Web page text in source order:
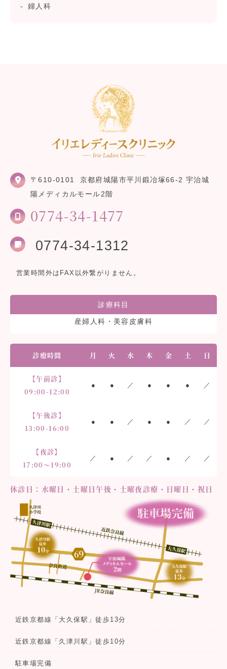
婦人科
〒610-0101
京都府城陽市平川鍛冶塚66-2 宇治城
陽メディカルモール2階
0774-34-1477
0774-34-1312
営業時間外はFAX以外繋がりません。
診療科目
産婦人科・美容皮膚科
診療時間 月 火 水 木 金 土 日
【午前診】
09:00-12:00
● ● ／ ● ● ● ／
【午後診】
13:00-16:00
● ● ／ ● ● ／ ／
【夜診】
17:00〜19:00
／ ● ／ ／ ● ／ ／
休診日：水曜日・土曜日午後・土曜夜診療・日曜日・祝日
近鉄京都線「大久保駅」徒歩13分
近鉄京都線「久津川駅」徒歩10分
駐車場完備